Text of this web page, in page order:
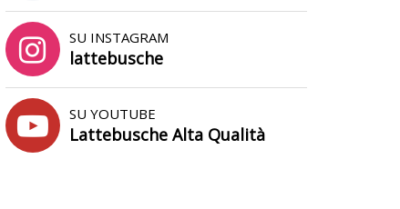
SU INSTAGRAM
lattebusche
SU YOUTUBE
Lattebusche Alta Qualità